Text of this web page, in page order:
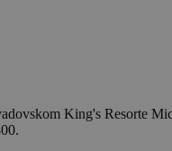
King's Resorte